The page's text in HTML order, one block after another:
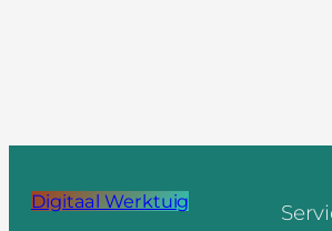
Digitaal Werktuig